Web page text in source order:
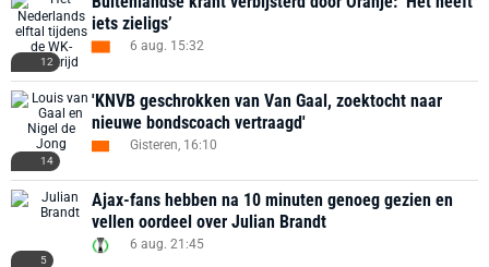
12
iets zieligs’
6 aug. 15:32
14
'KNVB geschrokken van Van Gaal, zoektocht naar
nieuwe bondscoach vertraagd'
Gisteren, 16:10
5
Ajax-fans hebben na 10 minuten genoeg gezien en
vellen oordeel over Julian Brandt
6 aug. 21:45